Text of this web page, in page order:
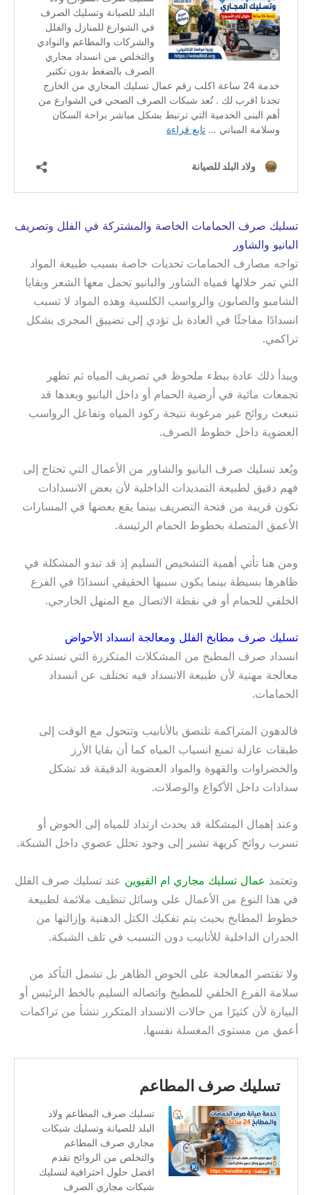
تسليك صرف الحمامات الخاصة والمشتركة في الفلل وتصريف
البانيو والشاور
تواجه مصارف الحمامات تحديات خاصة بسبب طبيعة المواد
التي تمر خلالها فمياه الشاور والبانيو تحمل معها الشعر وبقايا
الشامبو والصابون والرواسب الكلسية وهذه المواد لا تسبب
انسدادًا مفاجئًا في العادة بل تؤدي إلى تضييق المجرى بشكل
تراكمي.
ويبدأ ذلك عادة ببطء ملحوظ في تصريف المياه ثم تظهر
تجمعات مائية في أرضية الحمام أو داخل البانيو وبعدها قد
تنبعث روائح غير مرغوبة نتيجة ركود المياه وتفاعل الرواسب
العضوية داخل خطوط الصرف.
ويُعد تسليك صرف البانيو والشاور من الأعمال التي تحتاج إلى
فهم دقيق لطبيعة التمديدات الداخلية لأن بعض الانسدادات
تكون قريبة من فتحة التصريف بينما يقع بعضها في المسارات
الأعمق المتصلة بخطوط الحمام الرئيسة.
ومن هنا تأتي أهمية التشخيص السليم إذ قد تبدو المشكلة في
ظاهرها بسيطة بينما يكون سببها الحقيقي انسدادًا في الفرع
الخلفي للحمام أو في نقطة الاتصال مع المنهل الخارجي.
تسليك صرف مطابخ الفلل ومعالجة انسداد الأحواض
انسداد صرف المطبخ من المشكلات المتكررة التي تستدعي
معالجة مهنية لأن طبيعة الانسداد فيه تختلف عن انسداد
الحمامات.
فالدهون المتراكمة تلتصق بالأنابيب وتتحول مع الوقت إلى
طبقات عازلة تمنع انسياب المياه كما أن بقايا الأرز
والخضراوات والقهوة والمواد العضوية الدقيقة قد تشكل
سدادات داخل الأكواع والوصلات.
وعند إهمال المشكلة قد يحدث ارتداد للمياه إلى الحوض أو
تسرب روائح كريهة تشير إلى وجود تحلل عضوي داخل الشبكة.
وتعتمد عمال تسليك مجاري ام القيوين عند تسليك صرف الفلل
في هذا النوع من الأعمال على وسائل تنظيف ملائمة لطبيعة
خطوط المطابخ بحيث يتم تفكيك الكتل الدهنية وإزالتها من
الجدران الداخلية للأنابيب دون التسبب في تلف الشبكة.
ولا تقتصر المعالجة على الحوض الظاهر بل تشمل التأكد من
سلامة الفرع الخلفي للمطبخ واتصاله السليم بالخط الرئيس أو
البيارة لأن كثيرًا من حالات الانسداد المتكرر تنشأ من تراكمات
أعمق من مستوى المغسلة نفسها.